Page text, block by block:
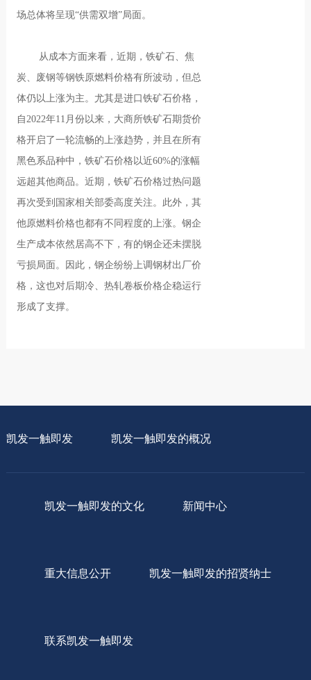
场总体将呈现“供需双增”局面。
从成本方面来看，近期，铁矿石、焦
炭、废钢等钢铁原燃料价格有所波动，但总
体仍以上涨为主。尤其是进口铁矿石价格，
自2022年11月份以来，大商所铁矿石期货价
格开启了一轮流畅的上涨趋势，并且在所有
黑色系品种中，铁矿石价格以近60%的涨幅
远超其他商品。近期，铁矿石价格过热问题
再次受到国家相关部委高度关注。此外，其
他原燃料价格也都有不同程度的上涨。钢企
生产成本依然居高不下，有的钢企还未摆脱
亏损局面。因此，钢企纷纷上调钢材出厂价
格，这也对后期冷、热轧卷板价格企稳运行
形成了支撑。
凯发一触即发 凯发一触即发的概况
凯发一触即发的文化 新闻中心
重大信息公开 凯发一触即发的招贤纳士
联系凯发一触即发